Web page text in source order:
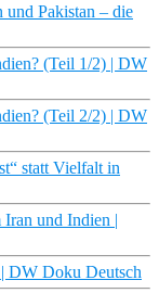
Pakistan – die
(Teil 1/2) | DW
(Teil 2/2) | DW
statt Vielfalt in
Iran und Indien |
DW Doku Deutsch